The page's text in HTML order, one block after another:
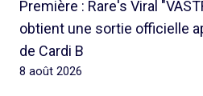
Première : Rare's Viral
obtient une sortie officielle
de Cardi B
8 août 2026